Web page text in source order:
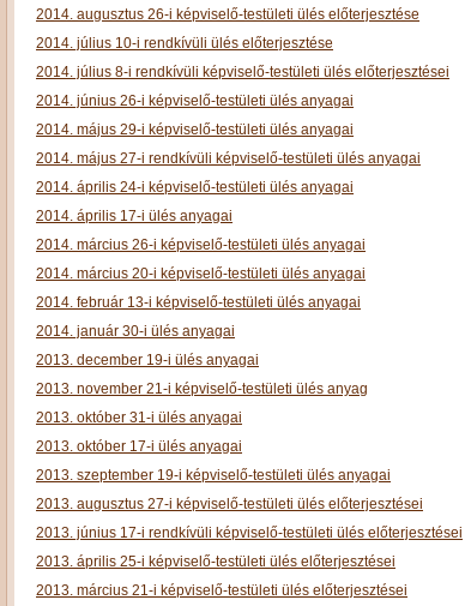
2014. augusztus 26-i képviselő-testületi ülés előterjesztése
2014. július 10-i rendkívüli ülés előterjesztése
2014. július 8-i rendkívüli képviselő-testületi ülés előterjesztései
2014. június 26-i képviselő-testületi ülés anyagai
2014. május 29-i képviselő-testületi ülés anyagai
2014. május 27-i rendkívüli képviselő-testületi ülés anyagai
2014. április 24-i képviselő-testületi ülés anyagai
2014. április 17-i ülés anyagai
2014. március 26-i képviselő-testületi ülés anyagai
2014. március 20-i képviselő-testületi ülés anyagai
2014. február 13-i képviselő-testületi ülés anyagai
2014. január 30-i ülés anyagai
2013. december 19-i ülés anyagai
2013. november 21-i képviselő-testületi ülés anyag
2013. október 31-i ülés anyagai
2013. október 17-i ülés anyagai
2013. szeptember 19-i képviselő-testületi ülés anyagai
2013. augusztus 27-i képviselő-testületi ülés előterjesztései
2013. június 17-i rendkívüli képviselő-testületi ülés előterjesztései
2013. április 25-i képviselő-testületi ülés előterjesztései
2013. március 21-i képviselő-testületi ülés előterjesztései